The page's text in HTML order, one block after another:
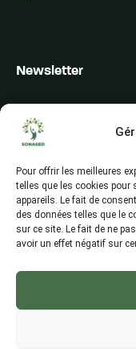
Pour offrir les meilleures
telles que les cookies
appareils. Le fait de
des données telles que le
sur ce site. Le fait de ne
avoir un effet négatif sur
Newsletter
les actualités et les